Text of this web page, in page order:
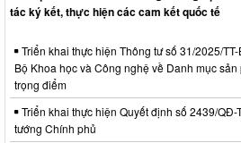
lượt xem: 75 | lượt tải:37
12/NQ-HĐND
Nghị quyết về chương trình giám sát
xã Hưng Thịnh năm 2026
Thời gian đăng: 09/06/2026
lượt xem: 94 | lượt tải:39
tác ký kết, thực hiện các cam kết quốc tế
Triển khai thực hiện Thông tư số 31/2025/
Bộ Khoa học và Công nghệ về Danh mục
trọng điểm
Triển khai thực hiện Quyết định số 2439/
tướng Chính phủ